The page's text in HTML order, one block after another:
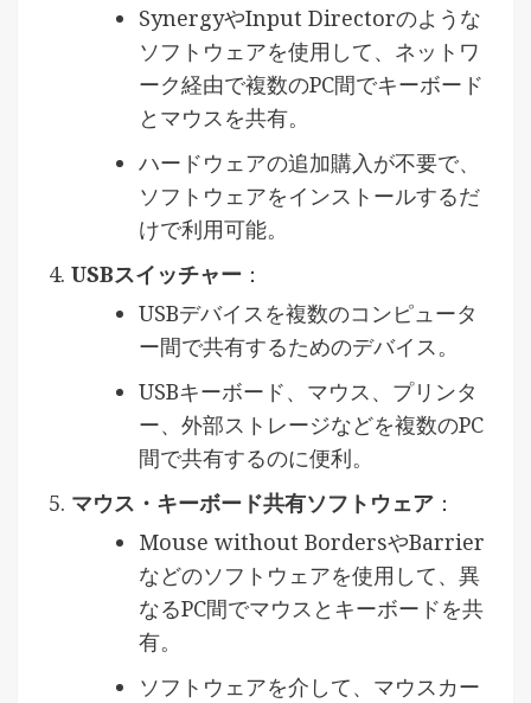
SynergyやInput Directorのような
ソフトウェアを使用して、ネットワ
ーク経由で複数のPC間でキーボード
とマウスを共有。
ハードウェアの追加購入が不要で、
ソフトウェアをインストールするだ
けで利用可能。
USBスイッチャー ：
USBデバイスを複数のコンピュータ
ー間で共有するためのデバイス。
USBキーボード、マウス、プリンタ
ー、外部ストレージなどを複数のPC
間で共有するのに便利。
マウス・キーボード共有ソフトウェア ：
Mouse without BordersやBarrier
などのソフトウェアを使用して、異
なるPC間でマウスとキーボードを共
有。
ソフトウェアを介して、マウスカー